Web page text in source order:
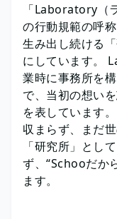
「Laboratory（
の行動規範の呼
生み出し続ける
にしています。
業時に事務所を
で、当初の想い
を表しています
収まらず、まだ
「研究所」とし
ず、“Schooだか
ます。